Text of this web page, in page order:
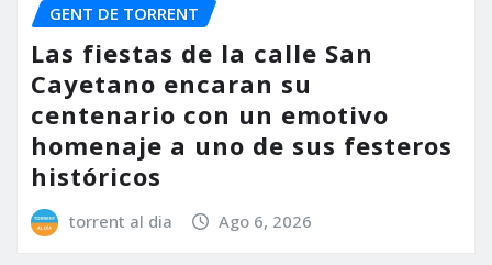
GENT DE TORRENT
Las fiestas de la calle San
Cayetano encaran su
centenario con un emotivo
homenaje a uno de sus festeros
históricos
torrent al dia Ago 6, 2026